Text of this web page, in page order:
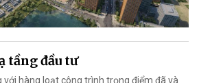
tầng đầu tư
với hàng loạt công trình trọng điểm đã và